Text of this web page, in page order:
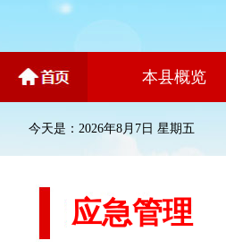
本县概览
今天是：2026年8月7日 星期五
应急管理